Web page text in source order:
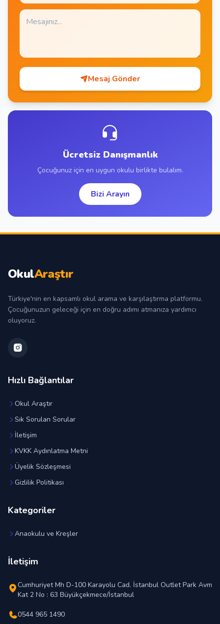
Mesaj Gönder
Ücretsiz Danışmanlık
Çocuğunuz için en uygun okulu birlikte bulalım.
Bizi Arayın
OkulAraştır
Türkiye'nin en kapsamlı okul arama ve karşılaştırma platformu.
Çocuğunuzun geleceği için en doğru adımı atmanıza yardımcı
oluyoruz.
Hızlı Bağlantılar
Okul Araştır
Sık Sorulan Sorular
İletişim
KVKK Aydınlatma Metni
Üyelik Sözleşmesi
Gizlilik Politikası
Kategoriler
Anaokulu ve Kreşler
İletişim
Cumhuriyet Mh D-100 Karayolu Cad. İstanbul Outlet Park Avm
Kat 2 No : 63 Büyükçekmece/İstanbul
0544 965 1490